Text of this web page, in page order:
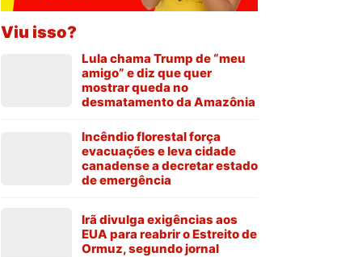
Viu isso?
Lula chama Trump de “meu
amigo” e diz que quer
mostrar queda no
desmatamento da Amazônia
Incêndio florestal força
evacuações e leva cidade
canadense a decretar estado
de emergência
Irã divulga exigências aos
EUA para reabrir o Estreito de
Ormuz, segundo jornal